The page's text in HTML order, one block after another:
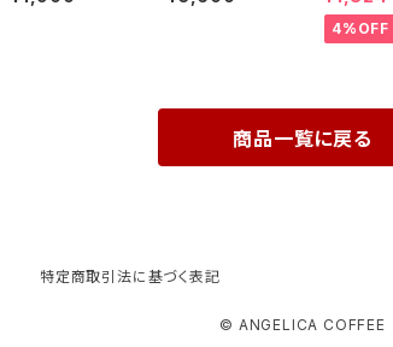
【挽いた豆】
g【豆のまま】（2
【挽いた豆】
4%OFF
商品一覧に戻る
特定商取引法に基づく表記
© ANGELICA COFFEE